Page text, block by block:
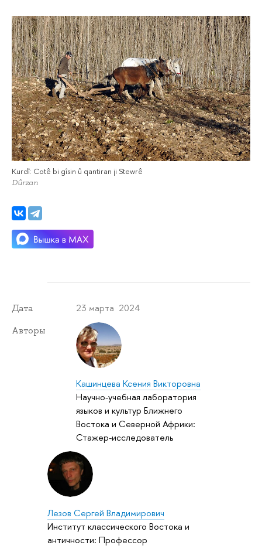
Kurdî: Cotê bi gîsin û qantiran ji Stewrê
Dûrzan
Дата 23 марта 2024
Авторы
Кашинцева Ксения Викторовна
Научно-учебная лаборатория
языков и культур Ближнего
Востока и Северной Африки:
Стажер-исследователь
Лезов Сергей Владимирович
Институт классического Востока и
античности: Профессор